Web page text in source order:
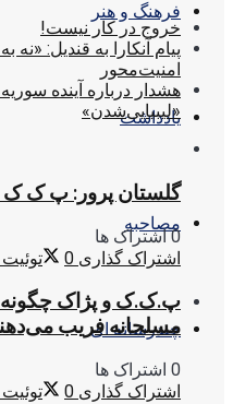
فرهنگ و هنر
یادداشت
مصاحبه
چندرسانه ای
خروج در کار نیست!
پیام آنکارا به قندیل: «نه
امنیت‌محور
هشدار درباره آینده
«لیبیایی‌شدن»
گلستان پرور: پ ک
0 اشتراک ها
اشتراک گذاری 0 توئیت
پ.ک.ک و پژاک چگونه
مسلحانه فریب
0 اشتراک ها
اشتراک گذاری 0 توئیت